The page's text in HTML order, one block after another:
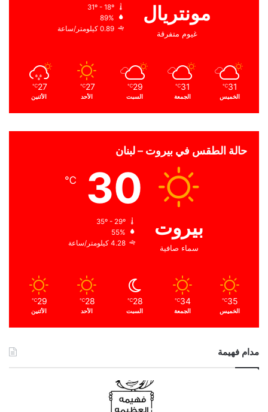
مونتريال
غيوم متفرقة
89%
0.89 كيلومتر/ساعة
31
℃
الخميس
31
℃
الجمعة
29
℃
السبت
27
℃
الأحد
27
℃
الأثنين
حالة الطقس في بيروت – لبنان
بيروت
سماء صافية
30
℃
55%
4.28 كيلومتر/ساعة
35
℃
الخميس
34
℃
الجمعة
28
℃
السبت
28
℃
الأحد
29
℃
الأثنين
مدام فهيمة